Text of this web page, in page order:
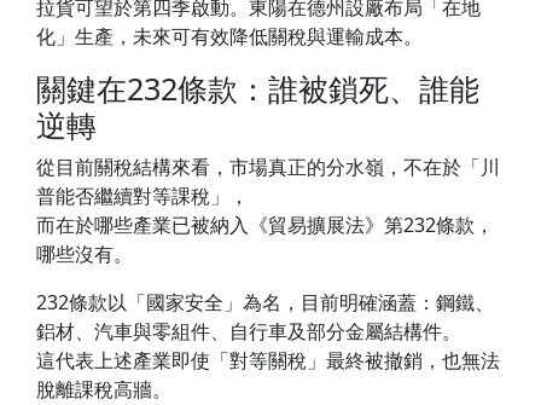
拉貨可望於第四季啟動。東陽在德州設廠布局「在地
化」生產，未來可有效降低關稅與運輸成本。
關鍵在232條款：誰被鎖死、誰能
逆轉
從目前關稅結構來看，市場真正的分水嶺，不在於「川
普能否繼續對等課稅」，
而在於哪些產業已被納入《貿易擴展法》第232條款，
哪些沒有。
232條款以「國家安全」為名，目前明確涵蓋：鋼鐵、
鋁材、汽車與零組件、自行車及部分金屬結構件。
這代表上述產業即使「對等關稅」最終被撤銷，也無法
脫離課稅高牆。